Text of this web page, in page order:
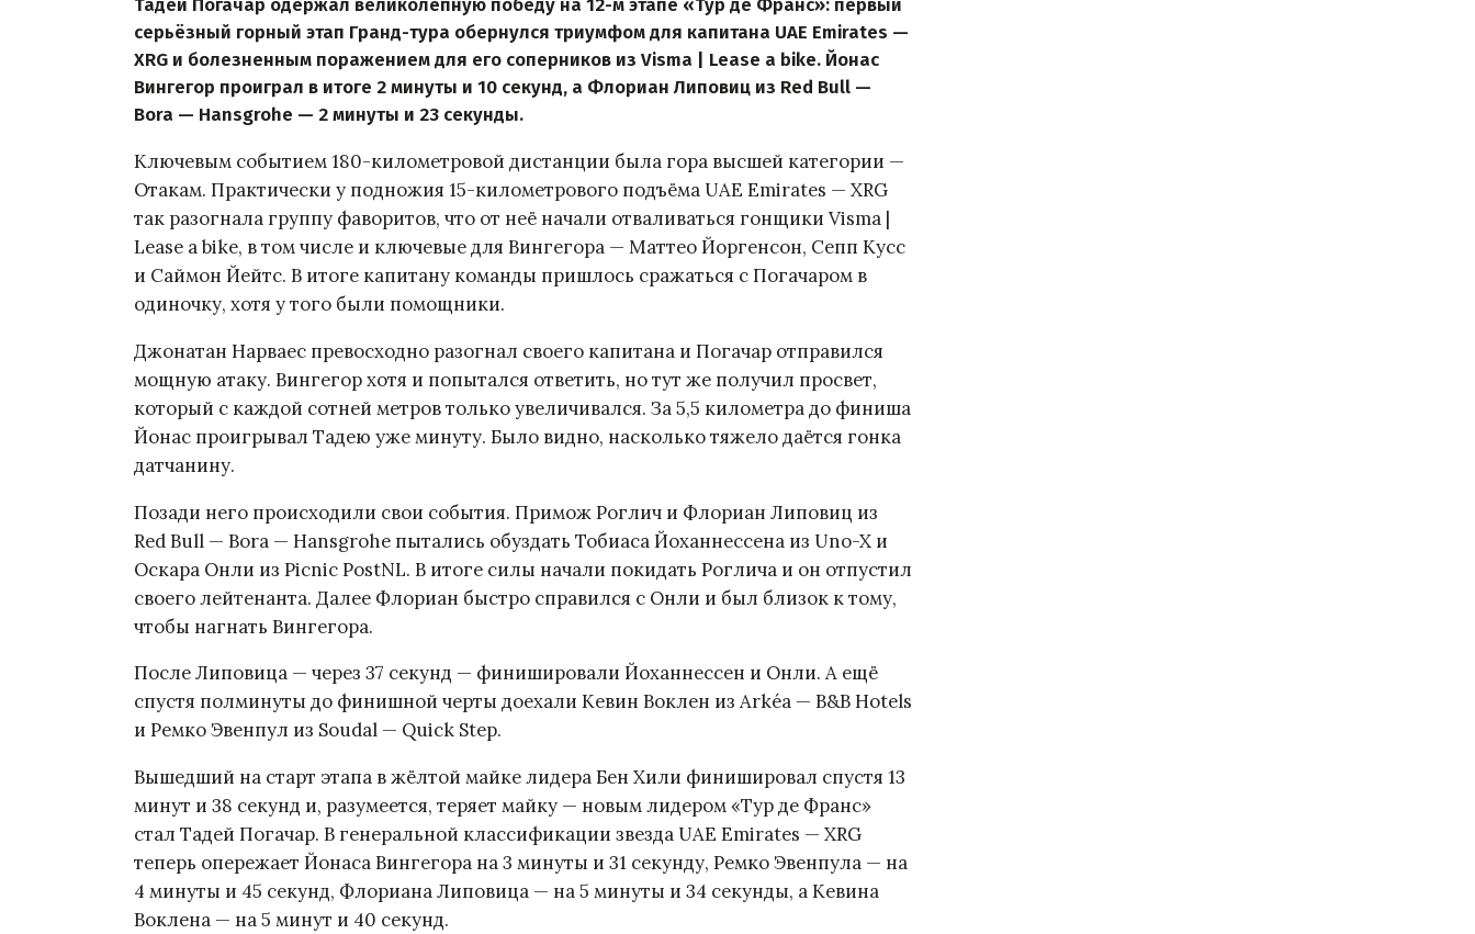
Тадей Погачар одержал великолепную победу на 12-м этапе «Тур де Франс»: первый
серьёзный горный этап Гранд-тура обернулся триумфом для капитана UAE Emirates —
XRG и болезненным поражением для его соперников из Visma | Lease a bike. Йонас
Вингегор проиграл в итоге 2 минуты и 10 секунд, а Флориан Липовиц из Red Bull —
Bora — Hansgrohe — 2 минуты и 23 секунды.
Ключевым событием 180-километровой дистанции была гора высшей категории —
Отакам. Практически у подножия 15-километрового подъёма UAE Emirates — XRG
так разогнала группу фаворитов, что от неё начали отваливаться гонщики Visma |
Lease a bike, в том числе и ключевые для Вингегора — Маттео Йоргенсон, Сепп Кусс
и Саймон Йейтс. В итоге капитану команды пришлось сражаться с Погачаром в
одиночку, хотя у того были помощники.
Джонатан Нарваес превосходно разогнал своего капитана и Погачар отправился
мощную атаку. Вингегор хотя и попытался ответить, но тут же получил просвет,
который с каждой сотней метров только увеличивался. За 5,5 километра до финиша
Йонас проигрывал Тадею уже минуту. Было видно, насколько тяжело даётся гонка
датчанину.
Позади него происходили свои события. Примож Роглич и Флориан Липовиц из
Red Bull — Bora — Hansgrohe пытались обуздать Тобиаса Йоханнессена из Uno-X и
Оскара Онли из Picnic PostNL. В итоге силы начали покидать Роглича и он отпустил
своего лейтенанта. Далее Флориан быстро справился с Онли и был близок к тому,
чтобы нагнать Вингегора.
После Липовица — через 37 секунд — финишировали Йоханнессен и Онли. А ещё
спустя полминуты до финишной черты доехали Кевин Воклен из Arkéa — B&B Hotels
и Ремко Эвенпул из Soudal — Quick Step.
Вышедший на старт этапа в жёлтой майке лидера Бен Хили финишировал спустя 13
минут и 38 секунд и, разумеется, теряет майку — новым лидером «Тур де Франс»
стал Тадей Погачар. В генеральной классификации звезда UAE Emirates — XRG
теперь опережает Йонаса Вингегора на 3 минуты и 31 секунду, Ремко Эвенпула — на
4 минуты и 45 секунд, Флориана Липовица — на 5 минуты и 34 секунды, а Кевина
Воклена — на 5 минут и 40 секунд.